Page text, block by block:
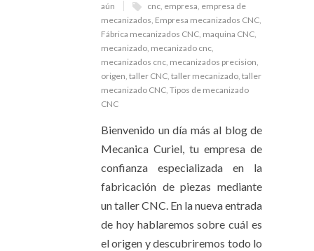
aún
cnc, empresa, empresa de
mecanizados, Empresa mecanizados CNC,
Fábrica mecanizados CNC, maquina CNC,
mecanizado, mecanizado cnc,
mecanizados cnc, mecanizados precision,
origen, taller CNC, taller mecanizado, taller
mecanizado CNC, Tipos de mecanizado
CNC
Bienvenido un día más al blog de
Mecanica Curiel, tu empresa de
confianza especializada en la
fabricación de piezas mediante
un taller CNC. En la nueva entrada
de hoy hablaremos sobre cuál es
el origen y descubriremos todo lo